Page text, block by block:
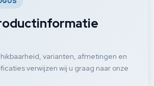
varianten, afmetingen en
verwijzen wij u graag naar onze